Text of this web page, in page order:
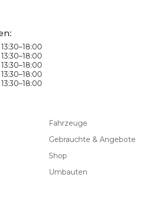
Fahrzeuge
Gebrauchte & Angebote
Shop
Umbauten